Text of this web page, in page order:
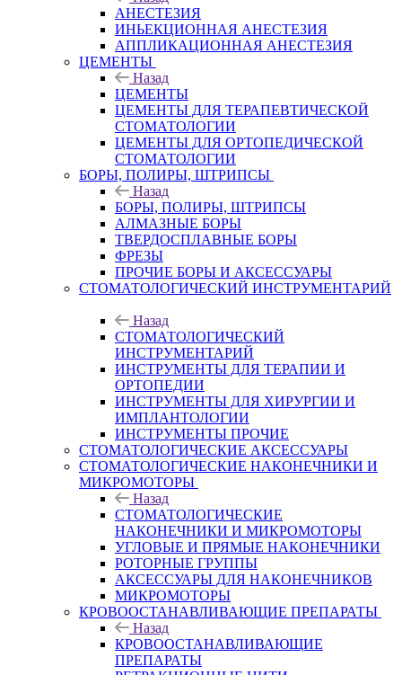
АНЕСТЕЗИЯ
ИНЬЕКЦИОННАЯ АНЕСТЕЗИЯ
АППЛИКАЦИОННАЯ АНЕСТЕЗИЯ
ЦЕМЕНТЫ
Назад
ЦЕМЕНТЫ
ЦЕМЕНТЫ ДЛЯ ТЕРАПЕВТИЧЕСКОЙ
СТОМАТОЛОГИИ
ЦЕМЕНТЫ ДЛЯ ОРТОПЕДИЧЕСКОЙ
СТОМАТОЛОГИИ
БОРЫ, ПОЛИРЫ, ШТРИПСЫ
Назад
БОРЫ, ПОЛИРЫ, ШТРИПСЫ
АЛМАЗНЫЕ БОРЫ
ТВЕРДОСПЛАВНЫЕ БОРЫ
ФРЕЗЫ
ПРОЧИЕ БОРЫ И АКСЕССУАРЫ
СТОМАТОЛОГИЧЕСКИЙ ИНСТРУМЕНТАРИЙ
Назад
СТОМАТОЛОГИЧЕСКИЙ
ИНСТРУМЕНТАРИЙ
ИНСТРУМЕНТЫ ДЛЯ ТЕРАПИИ И
ОРТОПЕДИИ
ИНСТРУМЕНТЫ ДЛЯ ХИРУРГИИ И
ИМПЛАНТОЛОГИИ
ИНСТРУМЕНТЫ ПРОЧИЕ
СТОМАТОЛОГИЧЕСКИЕ АКСЕССУАРЫ
СТОМАТОЛОГИЧЕСКИЕ НАКОНЕЧНИКИ И
МИКРОМОТОРЫ
Назад
СТОМАТОЛОГИЧЕСКИЕ
НАКОНЕЧНИКИ И МИКРОМОТОРЫ
УГЛОВЫЕ И ПРЯМЫЕ НАКОНЕЧНИКИ
РОТОРНЫЕ ГРУППЫ
АКСЕССУАРЫ ДЛЯ НАКОНЕЧНИКОВ
МИКРОМОТОРЫ
КРОВООСТАНАВЛИВАЮЩИЕ ПРЕПАРАТЫ
Назад
КРОВООСТАНАВЛИВАЮЩИЕ
ПРЕПАРАТЫ